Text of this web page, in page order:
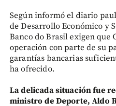
Según informó el diario
de Desarrollo Económico y
Banco do Brasil exigen que
operación con parte de su
garantías bancarias
ha ofrecido.
La delicada situación fue
ministro de Deporte, Aldo